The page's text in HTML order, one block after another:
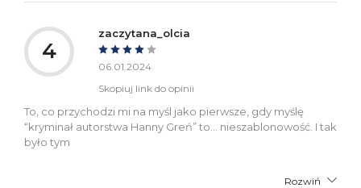
4
zaczytana_olcia
06.01.2024
Skopiuj link do opinii
To, co przychodzi mi na myśl jako pierwsze, gdy myślę
“kryminał autorstwa Hanny Greń” to… nieszablonowość. I tak
było tym
Rozwiń